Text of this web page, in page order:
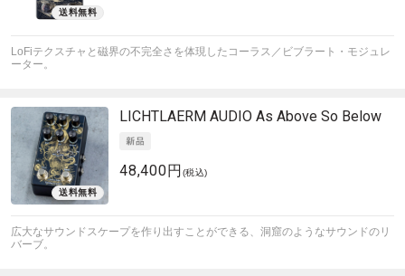
LoFiテクスチャと磁界の不完全さを体現したコーラス／ビブラート・モジュレ
ーター。
LICHTLAERM AUDIO As Above So Below
48,400円 (税込)
広大なサウンドスケープを作り出すことができる、洞窟のようなサウンドのリ
バーブ。